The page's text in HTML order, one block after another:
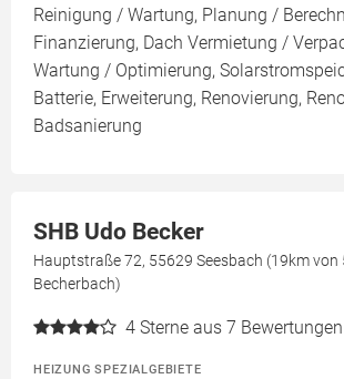
Reinigung / Wartung, Planung /
Finanzierung, Dach Vermietung /
Wartung / Optimierung,
Batterie, Erweiterung, Renovierung,
Badsanierung
SHB Udo Becker
Hauptstraße 72, 55629 Seesbach (19km von
Becherbach)
4 Sterne aus 7 Bewertungen
HEIZUNG SPEZIALGEBIETE